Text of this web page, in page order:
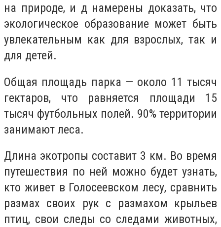
на природе, и д намерены доказать, что
экологическое образование может быть
увлекательным как для взрослых, так и
для детей.
Общая площадь парка — около 11 тысяч
гектаров, что равняется площади 15
тысяч футбольных полей. 90% территории
занимают леса.
Длина экотропы составит 3 км. Во время
путешествия по ней можно будет узнать,
кто живет в Голосеевском лесу, сравнить
размах своих рук с размахом крыльев
птиц, свои следы со следами животных,